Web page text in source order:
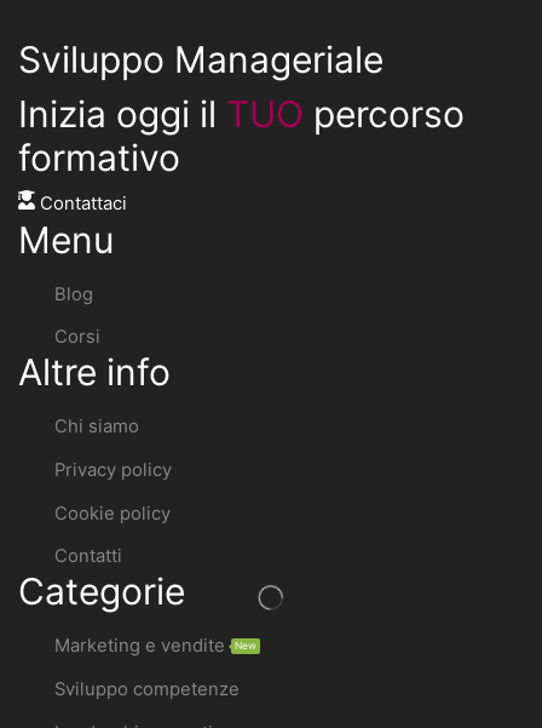
Sviluppo Manageriale
Inizia oggi il TUO percorso
formativo
Contattaci
Menu
Blog
Corsi
Altre info
Chi siamo
Privacy policy
Cookie policy
Contatti
Categorie
Marketing e vendite New
Sviluppo competenze